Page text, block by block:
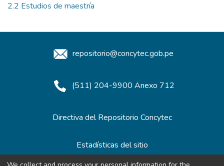
2.2 Estudios de maestría
repositorio@concytec.gob.pe
(511) 204-9900 Anexo 712
Directiva del Repositorio Concytec
Estadísticas del sitio